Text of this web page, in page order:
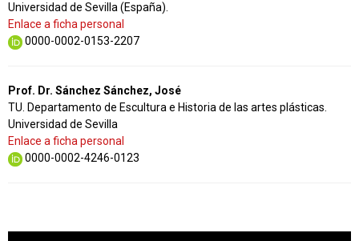
Universidad de Sevilla (España).
Enlace a ficha personal
0000-0002-0153-2207
Prof. Dr. Sánchez Sánchez, José
TU. Departamento de Escultura e Historia de las artes plásticas.
Universidad de Sevilla
Enlace a ficha personal
0000-0002-4246-0123